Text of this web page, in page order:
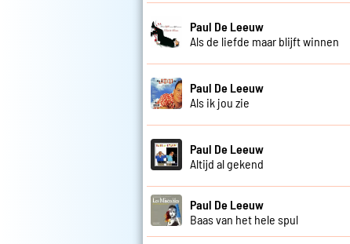
Paul De Leeuw
Als de liefde maar blijft winnen
Paul De Leeuw
Als ik jou zie
Paul De Leeuw
Altijd al gekend
Paul De Leeuw
Baas van het hele spul